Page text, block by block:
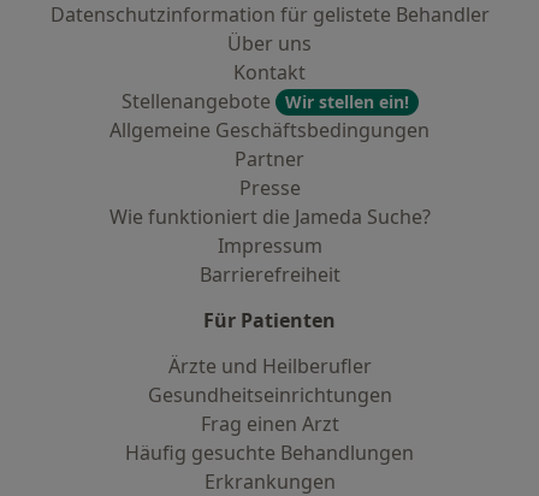
Datenschutzinformation für gelistete Behandler
Über uns
Kontakt
Stellenangebote
Wir stellen ein!
Allgemeine Geschäftsbedingungen
Partner
Presse
Wie funktioniert die Jameda Suche?
Impressum
Barrierefreiheit
Für Patienten
Ärzte und Heilberufler
Gesundheitseinrichtungen
Frag einen Arzt
Häufig gesuchte Behandlungen
Erkrankungen